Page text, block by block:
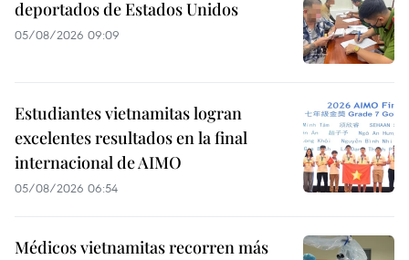
deportados de Estados Unidos
05/08/2026 09:09
Estudiantes vietnamitas logran
excelentes resultados en la final
internacional de AIMO
05/08/2026 06:54
Médicos vietnamitas recorren más